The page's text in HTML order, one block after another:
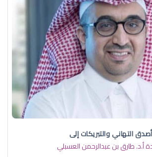
أصدق التهاني والتبريكات إلى
أ.د. ​طارق بن عبدالرحمن العسبلي